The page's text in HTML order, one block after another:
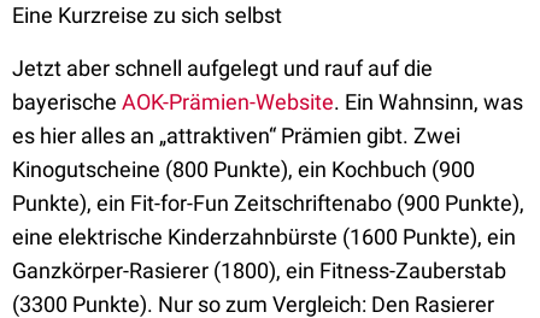
Eine Kurzreise zu sich selbst
Jetzt aber schnell aufgelegt und rauf auf die
bayerische AOK-Prämien-Website. Ein Wahnsinn, was
es hier alles an „attraktiven“ Prämien gibt. Zwei
Kinogutscheine (800 Punkte), ein Kochbuch (900
Punkte), ein Fit-for-Fun Zeitschriftenabo (900 Punkte),
eine elektrische Kinderzahnbürste (1600 Punkte), ein
Ganzkörper-Rasierer (1800), ein Fitness-Zauberstab
(3300 Punkte). Nur so zum Vergleich: Den Rasierer